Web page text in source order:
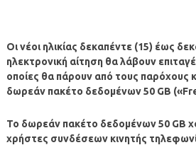
Οι νέοι ηλικίας δεκαπέντε (15) έως
ηλεκτρονική αίτηση θα λάβουν
οποίες θα πάρουν από τους παρόχους
δωρεάν πακέτο δεδομένων 50 GB
Το δωρεάν πακέτο δεδομένων 50 GB
χρήστες συνδέσεων κινητής